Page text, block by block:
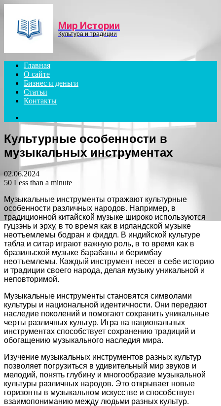
Мир Истории
Культура и традиции
Главная
О сайте
Бизнес и деньги
Статьи
Контакты
for
Культурные особенности в
музыкальных инструментах
02.06.2024
50 Less than a minute
Музыкальные инструменты отражают культурные
особенности различных народов. Например, в
традиционной китайской музыке широко используются
гуцзэнь и эрху, в то время как в ирландской музыке
неотъемлемы бодран и фиддл. В индийской культуре
табла и ситар играют важную роль, в то время как в
бразильской музыке барабаны и беримбау
неотъемлемы. Каждый инструмент несет в себе историю
и традиции своего народа, делая музыку уникальной и
неповторимой.
Музыкальные инструменты становятся символами
культуры и национальной идентичности. Они передают
наследие поколений и помогают сохранить уникальные
черты различных культур. Игра на национальных
инструментах способствует сохранению традиций и
обогащению музыкального наследия мира.
Изучение музыкальных инструментов разных культур
позволяет погрузиться в удивительный мир звуков и
мелодий, понять глубину и многообразие музыкальной
культуры различных народов. Это открывает новые
горизонты в музыкальном искусстве и способствует
взаимопониманию между людьми разных культур.